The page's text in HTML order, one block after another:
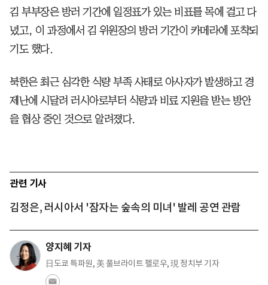
김 부부장은 방러 기간에 일정표가 있는 비표를 목에 걸고 다
녔고, 이 과정에서 김 위원장의 방러 기간이 카메라에 포착되
기도 했다.
북한은 최근 심각한 식량 부족 사태로 아사자가 발생하고 경
제난에 시달려 러시아로부터 식량과 비료 지원을 받는 방안
을 협상 중인 것으로 알려졌다.
관련 기사
김정은, 러시아서 '잠자는 숲속의 미녀' 발레 공연 관람
양지혜 기자
日도쿄 특파원, 美 풀브라이트 펠로우, 現 정치부 기자